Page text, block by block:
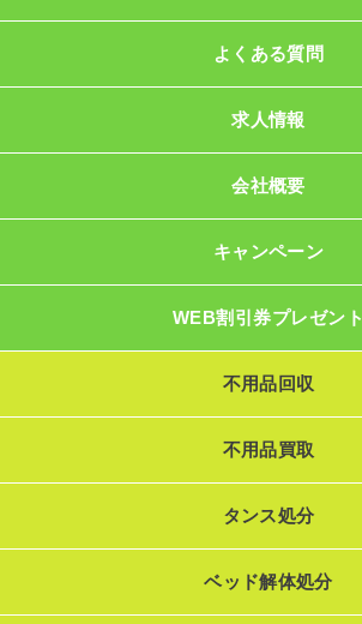
よくある質問
求人情報
会社概要
キャンペーン
WEB割引券プレゼント
不用品回収
不用品買取
タンス処分
ベッド解体処分